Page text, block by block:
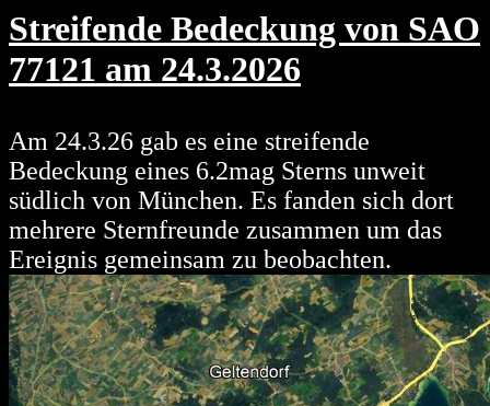
Streifende Bedeckung von SAO
77121 am 24.3.2026
Am 24.3.26 gab es eine streifende
Bedeckung eines 6.2mag Sterns unweit
südlich von München. Es fanden sich dort
mehrere Sternfreunde zusammen um das
Ereignis gemeinsam zu beobachten.